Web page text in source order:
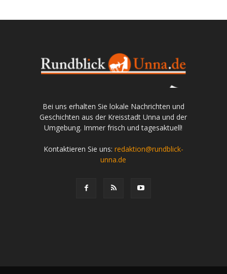
Bei uns erhalten Sie lokale Nachrichten und
Geschichten aus der Kreisstadt Unna und der
Umgebung. Immer frisch und tagesaktuell!
Kontaktieren Sie uns: redaktion@rundblick-
unna.de